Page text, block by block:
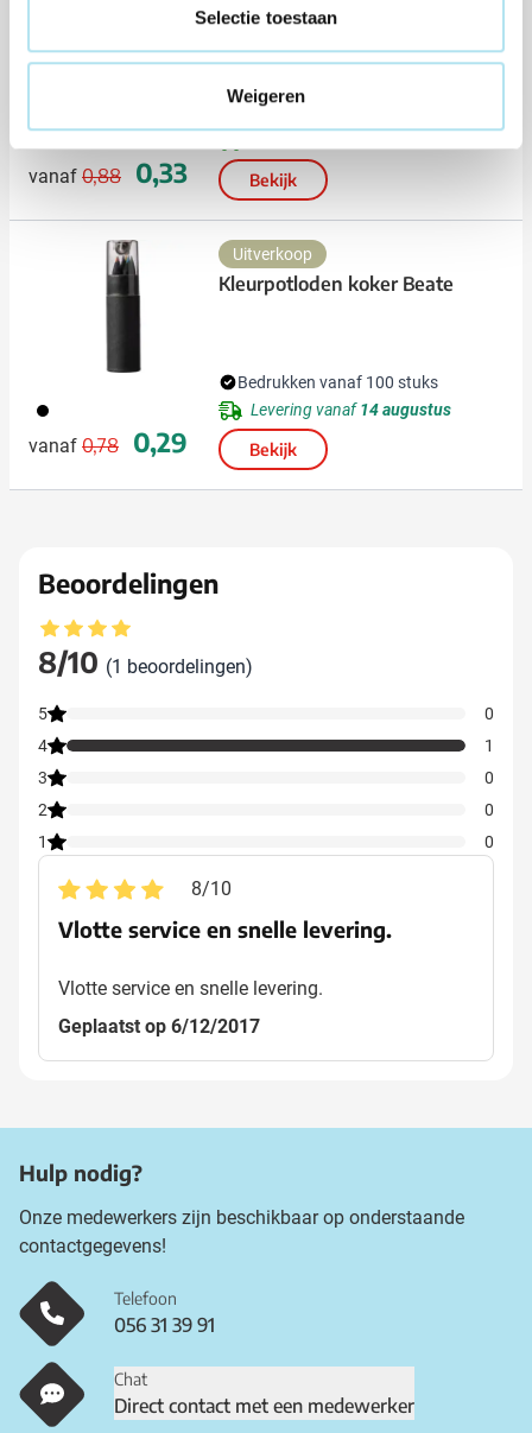
Selectie toestaan
Weigeren
vanaf
Normale prijs
0,88
Speciale prijs
0,33
Rugzak Schola | 5 L | Non-
woven | Trekkoord |
Bedrukken vanaf 100 stuks
Bekijk
001
vanaf
Normale prijs
0,78
Speciale prijs
0,29
Uitverkoop
Kleurpotloden koker Beate
Bedrukken vanaf 100 stuks
Levering vanaf14 augustus
Bekijk
Beoordelingen
Gemiddelde beoordeling: 8 van 10
8/10 (1 beoordelingen)
5
0
4
1
3
0
2
0
1
0
8/10
Vlotte service en snelle levering.
Vlotte service en snelle levering.
Geplaatst op 6/12/2017
Hulp nodig?
Onze medewerkers zijn beschikbaar op onderstaande
contactgegevens!
Telefoon
056 31 39 91
Chat
Direct contact met een medewerker